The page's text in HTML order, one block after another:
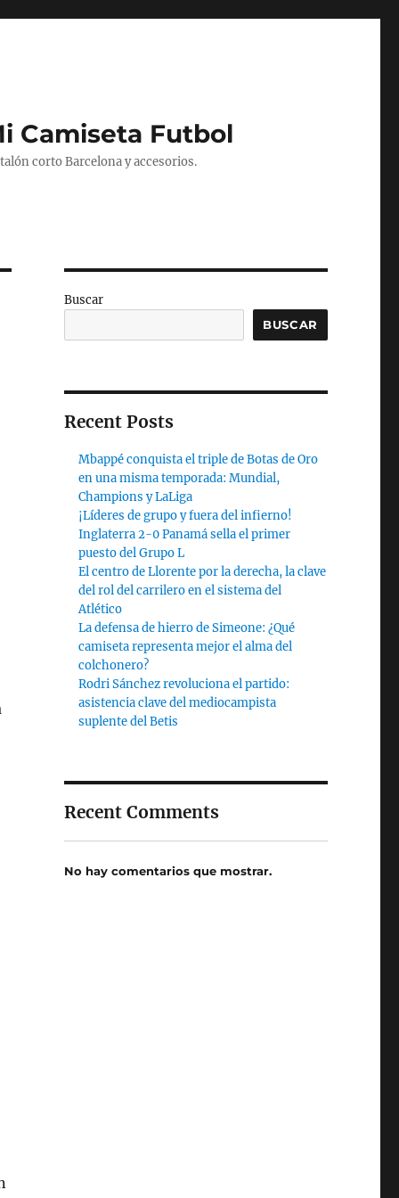
Camiseta Futbol
corto Barcelona y accesorios.
Buscar
BUSCAR
Recent Posts
Mbappé conquista el triple de Botas de Oro
en una misma temporada: Mundial,
Champions y LaLiga
¡Líderes de grupo y fuera del infierno!
Inglaterra 2-0 Panamá sella el primer
puesto del Grupo L
El centro de Llorente por la derecha, la clave
del rol del carrilero en el sistema del
Atlético
La defensa de hierro de Simeone: ¿Qué
camiseta representa mejor el alma del
colchonero?
Rodri Sánchez revoluciona el partido:
asistencia clave del mediocampista
suplente del Betis
Recent Comments
No hay comentarios que mostrar.